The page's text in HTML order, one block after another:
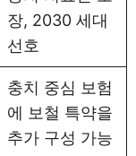
장, 2030 세대
선호
충치 중심 보험
에 보철 특약을
추가 구성 가능